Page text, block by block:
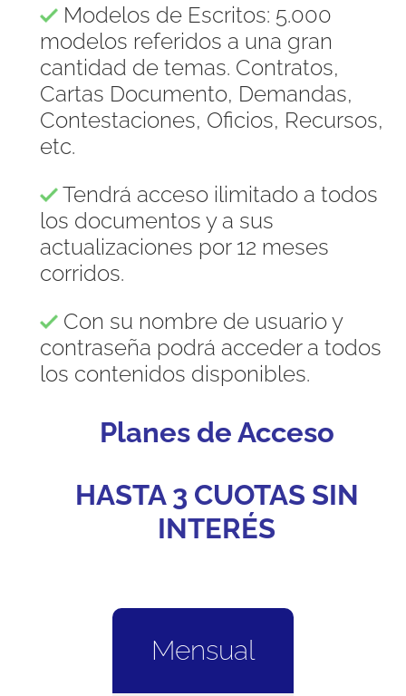
Modelos de Escritos: 5.000
modelos referidos a una gran
cantidad de temas. Contratos,
Cartas Documento, Demandas,
Contestaciones, Oficios, Recursos,
etc.
Tendrá acceso ilimitado a todos
los documentos y a sus
actualizaciones por 12 meses
corridos.
Con su nombre de usuario y
contraseña podrá acceder a todos
los contenidos disponibles.
Planes de Acceso
HASTA 3 CUOTAS SIN
INTERÉS
Mensual